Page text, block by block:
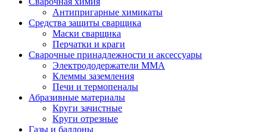
Антипригарные химикаты
Средства защиты сварщика
Маски сварщика
Перчатки и краги
Сварочные принадлежности и аксессуары
Электрододержатели MMA
Клеммы заземления
Печи и термопеналы
Абразивные материалы
Круги зачистные
Круги отрезные
Газы и баллоны